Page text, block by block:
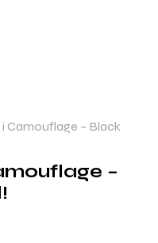
i Camouflage – Black
–